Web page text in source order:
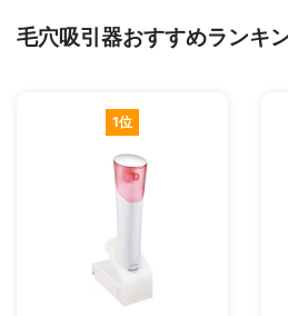
毛穴吸引器おすすめランキ
1位